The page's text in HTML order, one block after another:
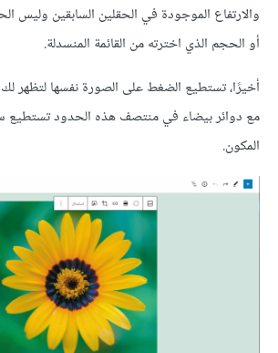
والارتفاع الموجودة في الحقلين السابقين وليس
أو الحجم الذي اخترته من القائمة المنسدلة.
أخيرًا، تستطيع الضغط على الصورة نفسها لتظهر
مع دوائر بيضاء في منتصف هذه الحدود تستطيع
المكون.